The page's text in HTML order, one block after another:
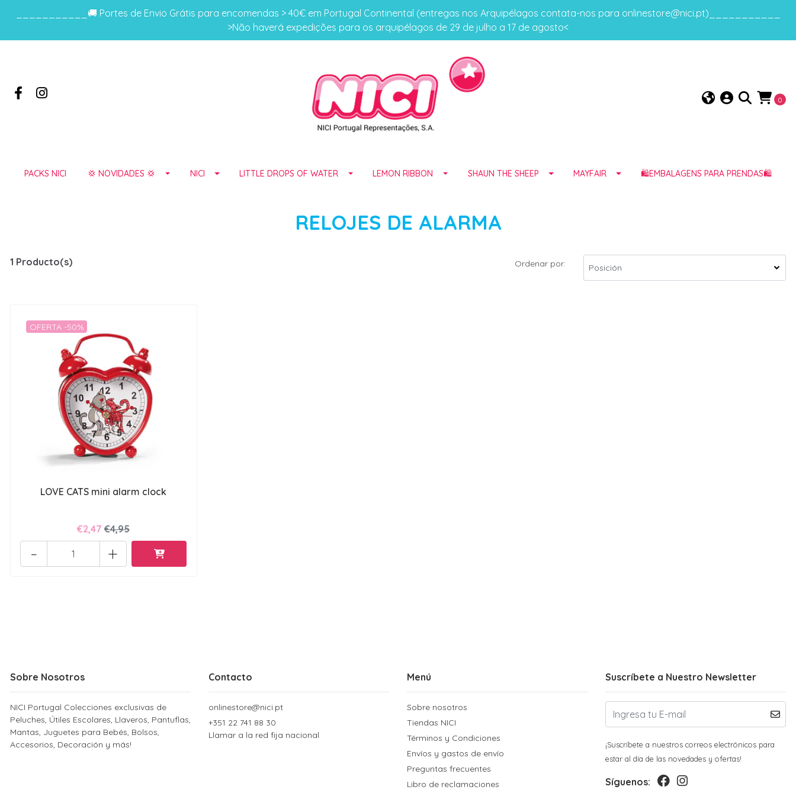
___________🚚 Portes de Envio Grátis para encomendas > 40€ em Portugal Continental (entregas nos Arquipélagos contata-nos para onlinestore@nici.pt)___________
>Não haverá expedições para os arquipélagos de 29 de julho a 17 de agosto<
0
PACKS NICI 💢 NOVIDADES 💢 NICI LITTLE DROPS OF WATER LEMON RIBBON SHAUN THE SHEEP MAYFAIR 🛍️EMBALAGENS PARA PRENDAS🛍️
RELOJES DE ALARMA
1 Producto(s) Ordenar por:
OFERTA -50%
LOVE CATS mini alarm clock
€2,47 €4,95
+
-
Sobre Nosotros
NICI Portugal Colecciones exclusivas de
Peluches, Útiles Escolares, Llaveros, Pantuflas,
Mantas, Juguetes para Bebés, Bolsos,
Accesorios, Decoración y más!
Contacto
onlinestore@nici.pt
+351 22 741 88 30
Llamar a la red fija nacional
Menú
Sobre nosotros
Tiendas NICI
Términos y Condiciones
Envíos y gastos de envío
Preguntas frecuentes
Libro de reclamaciones
Suscríbete a Nuestro Newsletter
¡Suscríbete a nuestros correos electrónicos para
estar al día de las novedades y ofertas!
Síguenos: